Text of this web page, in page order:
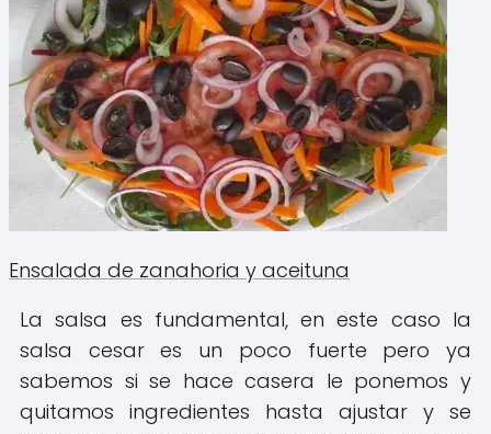
Ensalada de zanahoria y aceituna
La salsa es fundamental, en este caso la
salsa cesar es un poco fuerte pero ya
sabemos si se hace casera le ponemos y
quitamos ingredientes hasta ajustar y se